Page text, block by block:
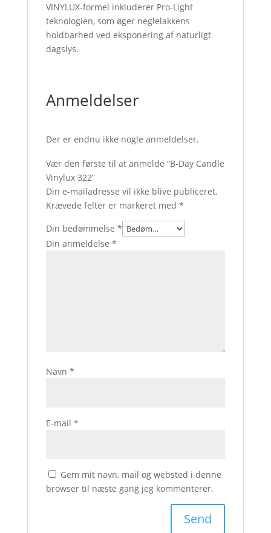
VINYLUX-formel inkluderer Pro-Light
teknologien, som øger neglelakkens
holdbarhed ved eksponering af naturligt
dagslys.
Anmeldelser
Der er endnu ikke nogle anmeldelser.
Vær den første til at anmelde “B-Day Candle
Vinylux 322”
Din e-mailadresse vil ikke blive publiceret.
Krævede felter er markeret med *
Din bedømmelse *
Din anmeldelse *
Navn *
E-mail *
Gem mit navn, mail og websted i denne
browser til næste gang jeg kommenterer.